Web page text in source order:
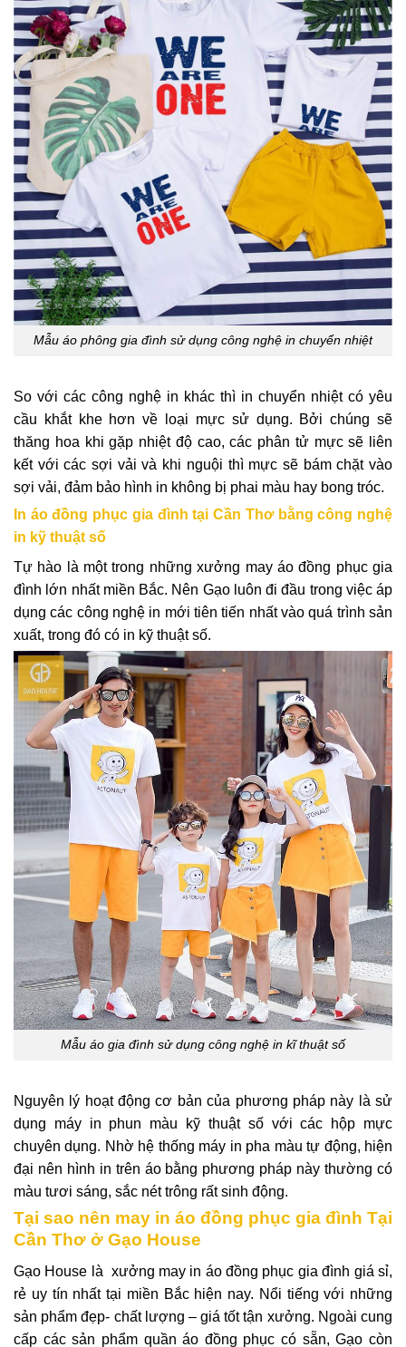
Mẫu áo phông gia đình sử dụng công nghệ in chuyển nhiệt
So với các công nghệ in khác thì in chuyển nhiệt có yêu
cầu khắt khe hơn về loại mực sử dụng. Bởi chúng sẽ
thăng hoa khi gặp nhiệt độ cao, các phân tử mực sẽ liên
kết với các sợi vải và khi nguội thì mực sẽ bám chặt vào
sợi vải, đảm bảo hình in không bị phai màu hay bong tróc.
In áo đồng phục gia đình tại Cần Thơ bằng công nghệ
in kỹ thuật số
Tự hào là một trong những xưởng may áo đồng phục gia
đình lớn nhất miền Bắc. Nên Gạo luôn đi đầu trong việc áp
dụng các công nghệ in mới tiên tiến nhất vào quá trình sản
xuất, trong đó có in kỹ thuật số.
Mẫu áo gia đình sử dụng công nghệ in kĩ thuật số
Nguyên lý hoạt động cơ bản của phương pháp này là sử
dụng máy in phun màu kỹ thuật số với các hộp mực
chuyên dụng. Nhờ hệ thống máy in pha màu tự động, hiện
đại nên hình in trên áo bằng phương pháp này thường có
màu tươi sáng, sắc nét trông rất sinh động.
Tại sao nên may in áo đồng phục gia đình Tại
Cần Thơ ở Gạo House
Gạo House là xưởng may in áo đồng phục gia đình giá sỉ,
rẻ uy tín nhất tại miền Bắc hiện nay. Nổi tiếng với những
sản phẩm đẹp- chất lượng – giá tốt tận xưởng. Ngoài cung
cấp các sản phẩm quần áo đồng phục có sẵn, Gạo còn